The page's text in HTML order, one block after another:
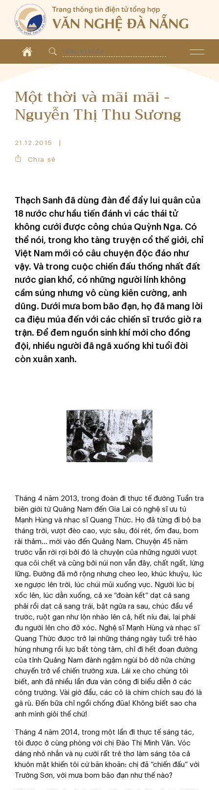
Một thời và mãi mãi -
Nguyễn Thị Thu Sương
21.12.2015
Chia sẻ
Thạch Sanh đã dùng đàn để đẩy lui quân của
18 nước chư hầu tiến đánh vì các thái tử
không cưới được công chúa Quỳnh Nga. Có
thể nói, trong kho tàng truyện cổ thế giới, chỉ
Việt Nam mới có câu chuyện độc đáo như
vậy. Và trong cuộc chiến đấu thống nhất đất
nước gian khổ, có những người lính không
cầm súng nhưng vô cùng kiên cường, anh
dũng. Dưới mưa bom bão đạn, họ đã mang lời
ca điệu múa đến với các chiến sĩ trước giờ ra
trận. Để đem nguồn sinh khí mới cho đồng
đội, nhiều người đã ngã xuống khi tuổi đời
còn xuân xanh.
Tháng 4 năm 2013, trong đoàn đi thực tế đường Tuần tra
biên giới từ Quảng Nam đến Gia Lai có nghệ sĩ ưu tú
Mạnh Hùng và nhạc sĩ Quang Thức. Họ đã từng đi bộ ba
tháng trời, vượt đèo cao, vực sâu, đói rét, ốm đau, bom
rải thảm... mới vào đến Quảng Nam. Chuyện 45 năm
trước vẫn rời rợi bởi đó là chuyện của những người vượt
qua cõi chết và cũng bởi núi non vẫn đây, chất ngất, lừng
lững. Đường đã mở rộng nhưng cheo leo, khúc khuỷu, lúc
xe ngược lên trời, lúc chúi mũi xuống vực. Người lúc bị
xốc lên, lúc dằn xuống, cả xe “đoàn kết” dạt cả sang
phải rồi dạt cả sang trái, bật ngửa ra sau, chúc đầu về
trước, ruột gan như lộn nhào lên cả, hết níu đai, lại phải
đu người lên cho đỡ xóc. Nghệ sĩ Mạnh Hùng và nhạc sĩ
Quang Thức được trở lại những tháng ngày tuổi trẻ hào
hùng nhưng rồi lực bất tòng tâm, chỉ đi hết đoạn đường
của tỉnh Quảng Nam đành ngậm ngùi bỏ dở nửa chừng
chuyến trở về chiến trường xưa. Lái xe cho chúng tôi
biết, anh đã nhiều lần đưa văn công đi biểu diễn ở các
công trường. Vài giờ đầu, các cô là chim chích sau đó là
gà rù. Đến bữa chỉ ngồi chống đũa! Không biết sao cha
anh mình giỏi thế chứ!
Tháng 4 năm 2014, trong một lần đi thực tế sáng tác,
tôi được ở cùng phòng với chị Đào Thị Minh Vân. Vóc
dáng nhỏ nhắn và nụ cười rất trẻ thơ làm sáng tỏa cả
khuôn mặt khiến tôi cứ băn khoăn: chị đã “chiến đấu” với
Trường Sơn, với mưa bom bão đạn như thế nào?